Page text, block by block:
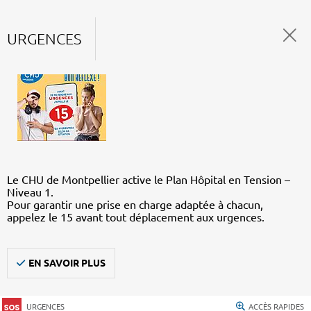
URGENCES
Le CHU de Montpellier active le Plan Hôpital en Tension –
Niveau 1.
Pour garantir une prise en charge adaptée à chacun,
appelez le 15 avant tout déplacement aux urgences.
EN SAVOIR PLUS
URGENCES ACCÈS RAPIDES